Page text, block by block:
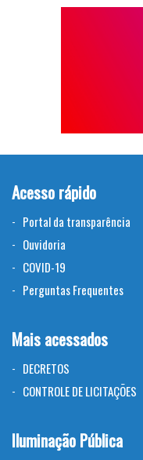
Acesso rápido
Portal da transparência
Ouvidoria
COVID-19
Perguntas Frequentes
Mais acessados
DECRETOS
CONTROLE DE LICITAÇÕES
Iluminação Pública